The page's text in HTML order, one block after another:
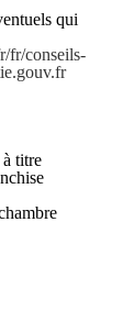
qui
fr/conseils-
titre